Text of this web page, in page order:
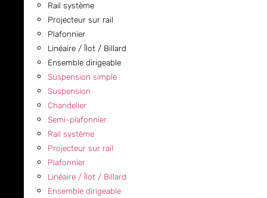
Rail système
Projecteur sur rail
Plafonnier
Linéaire / Îlot / Billard
Ensemble dirigeable
Suspension simple
Suspension
Chandelier
Semi-plafonnier
Rail système
Projecteur sur rail
Plafonnier
Linéaire / Îlot / Billard
Ensemble dirigeable